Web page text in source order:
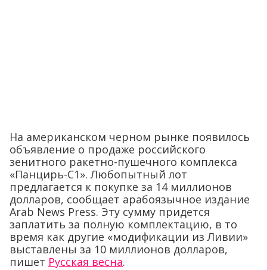
На американском черном рынке появилось
объявление о продаже российского
зенитного ракетно-пушечного комплекса
«Панцирь-С1». Любопытный лот
предлагается к покупке за 14 миллионов
долларов, сообщает арабоязычное издание
Arab News Press. Эту сумму придется
заплатить за полную комплектацию, в то
время как другие «модификации из Ливии»
выставлены за 10 миллионов долларов,
пишет Русская весна.